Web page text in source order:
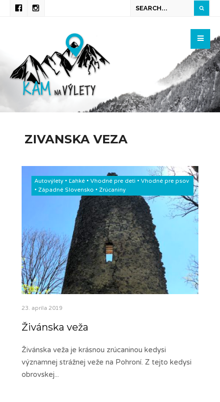
ZIVANSKA VEZA
Autovýlety • Ľahké • Vhodné pre deti • Vhodné pre psov
• Západné Slovensko • Zrúcaniny
23. apríla 2019
Živánska veža
Živánska veža je krásnou zrúcaninou kedysi
významnej strážnej veže na Pohroní. Z tejto kedysi
obrovskej...